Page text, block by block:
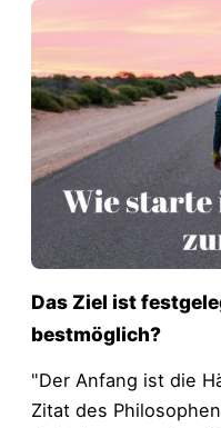
Das Ziel ist
bestmöglich?
"Der Anfang ist die
Zitat des